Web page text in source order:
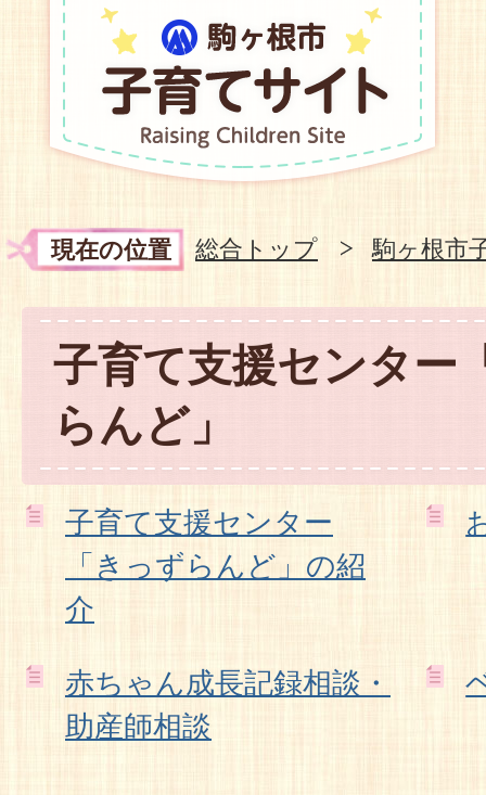
現在の位置 総合トップ 駒ヶ根市
子育て支援センター
らんど」
子育て支援センター
「きっずらんど」の紹
介
赤ちゃん成長記録相談・
助産師相談